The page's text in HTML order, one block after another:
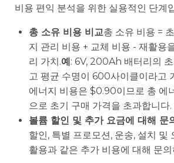
비용 편익 분석을 위한 실용적인 단계
총 소유 비용 비교총 소유 비용 =
지 관리 비용 + 교체 비용 - 재활용
리 가치.예 : 6V, 200Ah 배터리의 초
고 평균 수명이 600사이클이라고
에너지 비용은 $0.90이므로 총 에
으로 초기 구매 가격을 초과합니다.
볼륨 할인 및 추가 요금에 대해 문
할인, 특별 프로모션, 운송, 설치 및
활용과 같은 추가 비용에 대해 문의